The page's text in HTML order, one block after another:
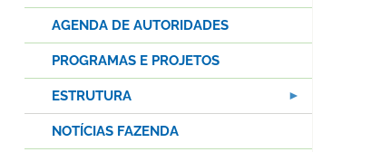
AGENDA DE AUTORIDADES
PROGRAMAS E PROJETOS
ESTRUTURA
NOTÍCIAS FAZENDA